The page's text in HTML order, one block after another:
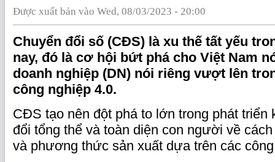
Được xuất bản vào Wed, 08/03/2023 - 20:00
Chuyển đổi số (CĐS) là xu thế tất yếu
nay, đó là cơ hội bứt phá cho Việt Nam
doanh nghiệp (DN) nói riêng vượt lên
công nghiệp 4.0.
CĐS tạo nên đột phá to lớn trong phát triển
đổi tổng thể và toàn diện con người về
và phương thức sản xuất dựa trên các